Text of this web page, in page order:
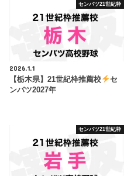
センバツ21世紀枠
2026.1.1
【栃木県】21世紀枠推薦校
セ
ンバツ2027年
センバツ21世紀枠